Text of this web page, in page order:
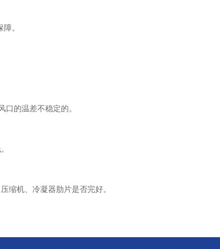
。
的温差不稳定的。
缩机、冷凝器肋片是否完好。